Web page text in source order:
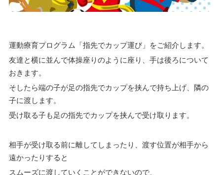
運動療育プログラム「指先でカップ運び」をご紹介します。
友達と横に並んで体操座りのように座り、手は後ろについて
おきます。
そしたら端の子が足の指先でカップを挟んで持ち上げ、隣の
子に渡します。
受け取る子も足の指先でカップを挟んで受け取ります。
相手が受け取る前に離してしまったり、渡す位置が相手から
遠かったりすると
スムーズに渡していくことができないので、